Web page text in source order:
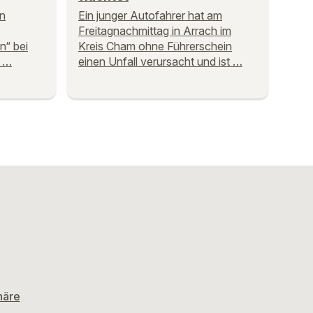
bei
…
Ein junger Autofahrer hat am
Freitagnachmittag in Arrach im
Kreis Cham ohne Führerschein
einen Unfall verursacht und ist …